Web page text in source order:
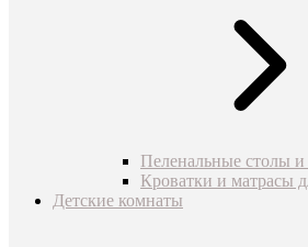
Пеленальные столы
Кроватки и матрасы
Детские комнаты